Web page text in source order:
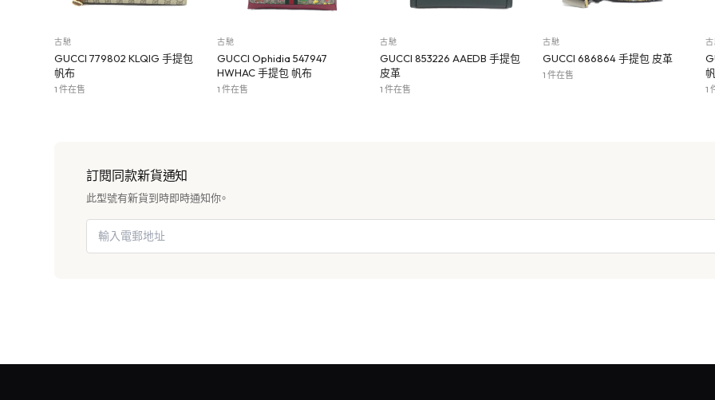
古馳
GUCCI 779802 KLQIG 手提包
帆布
1 件在售
古馳
GUCCI Ophidia 547947
HWHAC 手提包 帆布
1 件在售
古馳
GUCCI 853226 AAEDB 手提包
皮革
1 件在售
古馳
GUCCI 686864 手提包 皮革
1 件在售
1
訂閱同款新貨通知
此型號有新貨到時即時通知你。